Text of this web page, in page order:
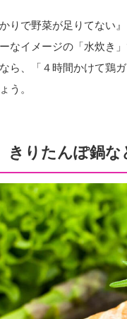
かりで野菜が足りてない
なイメージの「水炊き
ら、「４時間かけて鶏
う。
きりたんぽ鍋な